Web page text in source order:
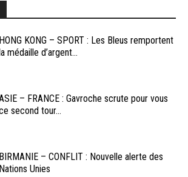
HONG KONG – SPORT : Les Bleus remportent
médaille d’argent...
– FRANCE : Gavroche scrute pour vous
second tour...
BIRMANIE – CONFLIT : Nouvelle alerte des
Nations Unies